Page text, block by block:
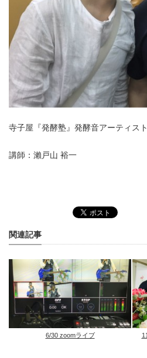
寺子屋『発酵塾』発酵音アーティス
講師：瀨戸山 裕一
関連記事
6/30 zoomライブ